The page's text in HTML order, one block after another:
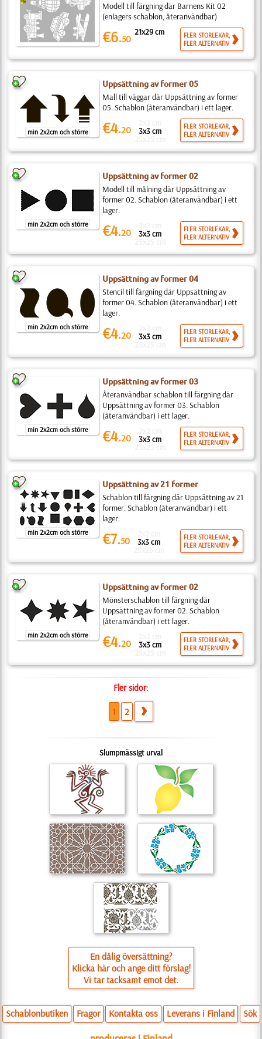
Modell till färgning där Barnens Kit 02
(enlagers schablon, återanvändbar)
€6.50
21x29 cm
FLER STORLEKAR,
FLER ALTERNATIV
min 2x2cm och större
Uppsättning av former 05
Mall till väggar där Uppsättning av former
05. Schablon (återanvändbar) i ett lager.
€4.20 3x3 cm
FLER STORLEKAR,
FLER ALTERNATIV
min 2x2cm och större
Uppsättning av former 02
Modell till målning där Uppsättning av
former 02. Schablon (återanvändbar) i ett
lager.
€4.20 3x3 cm
FLER STORLEKAR,
FLER ALTERNATIV
min 2x2cm och större
Uppsättning av former 04
Stencil till färgning där Uppsättning av
former 04. Schablon (återanvändbar) i ett
lager.
€4.20 3x3 cm
FLER STORLEKAR,
FLER ALTERNATIV
min 2x2cm och större
Uppsättning av former 03
Återanvändbar schablon till färgning där
Uppsättning av former 03. Schablon
(återanvändbar) i ett lager.
€4.20 3x3 cm
FLER STORLEKAR,
FLER ALTERNATIV
min 2x2cm och större
Uppsättning av 21 former
Schablon till färgning där Uppsättning av 21
former. Schablon (återanvändbar) i ett
lager.
€7.50 3x3 cm
FLER STORLEKAR,
FLER ALTERNATIV
min 2x2cm och större
Uppsättning av former 02
Mönsterschablon till färgning där
Uppsättning av former 02. Schablon
(återanvändbar) i ett lager.
€4.20 3x3 cm
FLER STORLEKAR,
FLER ALTERNATIV
Fler sidor:
1 2
Slumpmässigt urval
En dålig översättning?
Klicka här och ange ditt förslag!
Vi tar tacksamt emot det.
Schablonbutiken Fragor Kontakta oss Leverans i Finland Sök